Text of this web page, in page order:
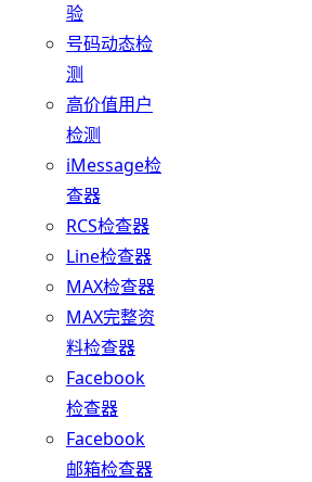
验
号码动态检
测
高价值用户
检测
iMessage检
查器
RCS检查器
Line检查器
MAX检查器
MAX完整资
料检查器
Facebook
检查器
Facebook
邮箱检查器